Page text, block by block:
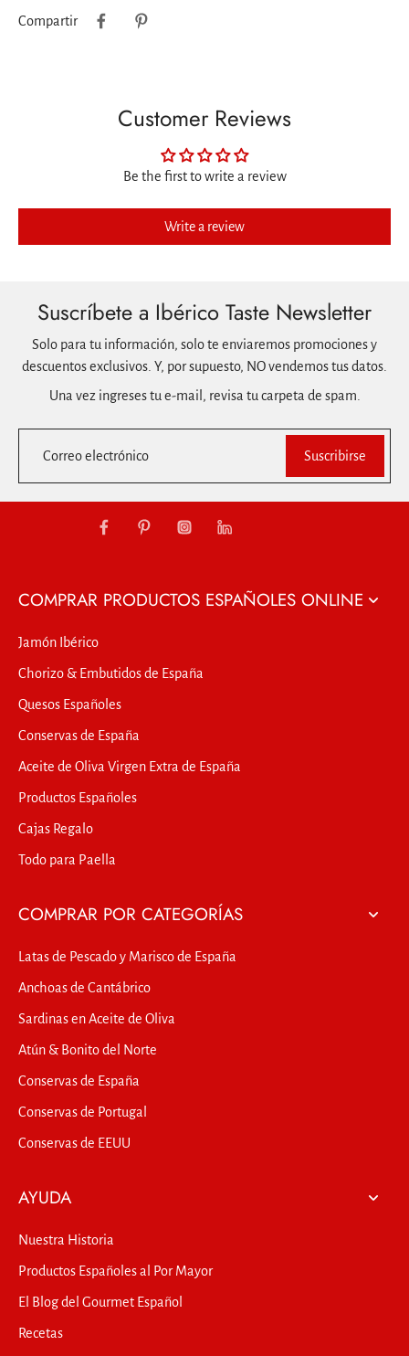
Compartir
Customer Reviews
Be the first to write a review
Write a review
Suscríbete a Ibérico Taste Newsletter
Solo para tu información, solo te enviaremos promociones y
descuentos exclusivos. Y, por supuesto, NO vendemos tus datos.
Una vez ingreses tu e-mail, revisa tu carpeta de spam.
Correo electrónico Suscribirse
COMPRAR PRODUCTOS ESPAÑOLES ONLINE
Jamón Ibérico
Chorizo & Embutidos de España
Quesos Españoles
Conservas de España
Aceite de Oliva Virgen Extra de España
Productos Españoles
Cajas Regalo
Todo para Paella
COMPRAR POR CATEGORÍAS
Latas de Pescado y Marisco de España
Anchoas de Cantábrico
Sardinas en Aceite de Oliva
Atún & Bonito del Norte
Conservas de España
Conservas de Portugal
Conservas de EEUU
AYUDA
Nuestra Historia
Productos Españoles al Por Mayor
El Blog del Gourmet Español
Recetas